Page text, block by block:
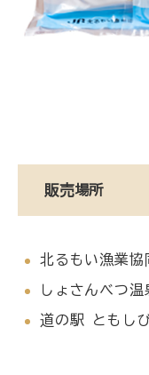
販売場所
北るもい漁業協
しょさんべつ
道の駅 ともし